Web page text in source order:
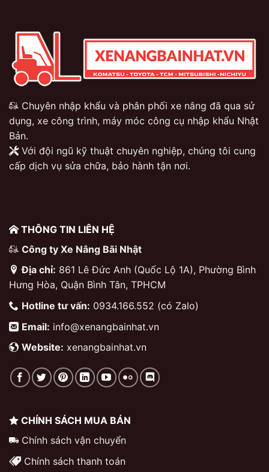
Chuyên nhập khẩu và phân phối xe nâng đã qua sử
dụng, xe công trình, máy móc công cụ nhập khẩu Nhật
Bản.
Với đội ngũ kỹ thuật chuyên nghiệp, chúng tôi cung
cấp dịch vụ sửa chữa, bảo hành tận nơi.
THÔNG TIN LIÊN HỆ
Công ty Xe Nâng Bãi Nhật
Địa chỉ: 861 Lê Đức Anh (Quốc Lộ 1A), Phường Bình
Hưng Hòa, Quận Bình Tân, TPHCM
Hotline tư vấn: 0934.166.552 (có Zalo)
Email: info@xenangbainhat.vn
Website: xenangbainhat.vn
CHÍNH SÁCH MUA BÁN
Chính sách vận chuyển
Chính sách thanh toán